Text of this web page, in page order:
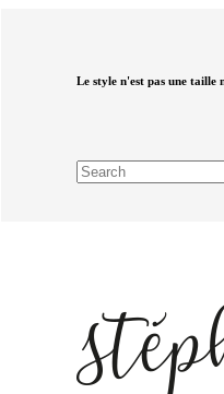
Le style n'est pas une taille